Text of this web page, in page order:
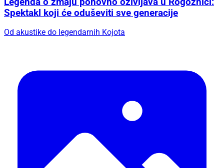
Spektakl koji će oduševiti sve generacije
Od akustike do legendarnih Kojota